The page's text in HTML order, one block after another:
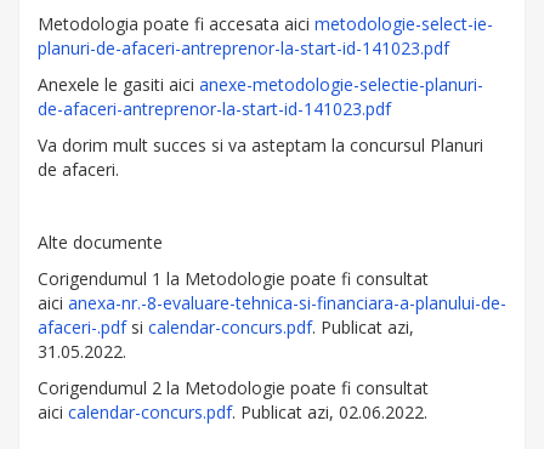
Metodologia poate fi accesata aici metodologie-select-ie-
planuri-de-afaceri-antreprenor-la-start-id-141023.pdf
Anexele le gasiti aici anexe-metodologie-selectie-planuri-
de-afaceri-antreprenor-la-start-id-141023.pdf
Va dorim mult succes si va asteptam la concursul Planuri
de afaceri.
Alte documente
Corigendumul 1 la Metodologie poate fi consultat
aici anexa-nr.-8-evaluare-tehnica-si-financiara-a-planului-de-
afaceri-.pdfsi calendar-concurs.pdf. Publicat azi,
31.05.2022.
Corigendumul 2 la Metodologie poate fi consultat
aici calendar-concurs.pdf. Publicat azi, 02.06.2022.